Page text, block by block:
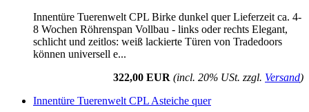
Innentüre Tuerenwelt CPL Birke dunkel quer Lieferzeit ca. 4-
8 Wochen Röhrenspan Vollbau - links oder rechts Elegant,
schlicht und zeitlos: weiß lackierte Türen von Tradedoors
können universell e...
322,00 EUR (incl. 20% USt. zzgl. Versand)
Innentüre Tuerenwelt CPL Asteiche quer